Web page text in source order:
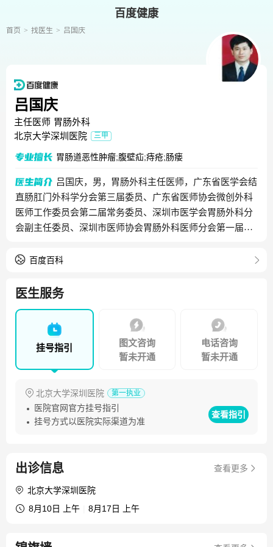
百度健康
首页 找医生 吕国庆
吕国庆
主任医师 胃肠外科
北京大学深圳医院
三甲
胃肠道恶性肿瘤;腹壁疝;痔疮;肠瘘
吕国庆，男，胃肠外科主任医师，广东省医学会结
直肠肛门外科学分会第三届委员、广东省医师协会微创外科
医师工作委员会第二届常务委员、深圳市医学会胃肠外科分
会副主任委员、深圳市医师协会胃肠外科医师分会第一届理
要从事胃肠道肿瘤、腹壁疝等疾病的诊治工作，曾赴日本东
术和微创手术。擅长腹腔镜结直肠癌根治切除术和腹腔镜胃
复杂肠瘘，延长晚期消化道恶性肿瘤病人生存时间和改善生
活质量。发表专业论文10余篇，参编手术学2部，主持和参
与科研课题三项。
百度百科
医生服务
挂号指引
图文咨询
暂未开通
电话咨询
暂未开通
北京大学深圳医院 第一执业
医院官网官方挂号指引
挂号方式以医院实际渠道为准
查看指引
出诊信息 查看更多
北京大学深圳医院
8月10日 上午
8月17日 上午